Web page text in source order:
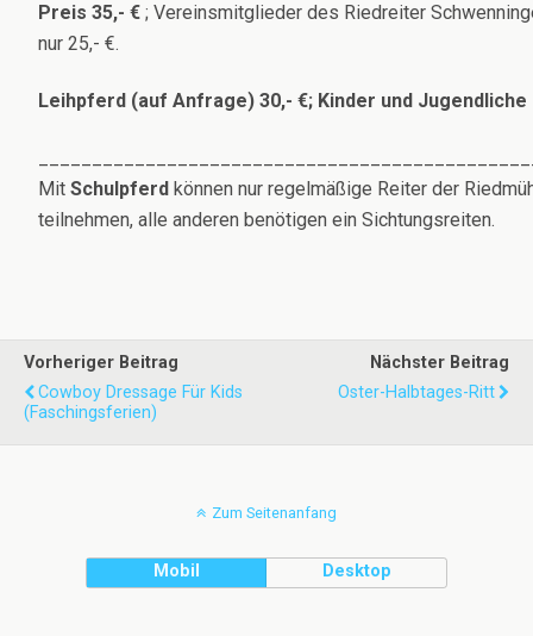
Preis 35,- € ; Vereinsmitglieder des Riedreiter
nur 25,- €.
Leihpferd (auf Anfrage) 30,- €; Kinder und Jugendliche
Mit Schulpferd können nur regelmäßige Reiter der
teilnehmen, alle anderen benötigen ein Sichtungsreiten.
Vorheriger Beitrag
Cowboy Dressage Für Kids
(Faschingsferien)
Nächster Beitrag
Oster-Halbtages-Ritt
Zum Seitenanfang
Mobil Desktop